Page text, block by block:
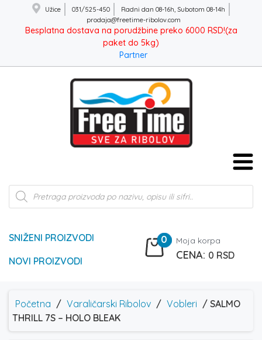
Užice 031/525-450
Radni dan 08-16h, Subotom 08-14h
prodaja@freetime-ribolov.com
Besplatna dostava na porudžbine preko 6000 RSD!(za
paket do 5kg)
Partner
Products
search
SNIŽENI PROIZVODI
NOVI PROIZVODI
0 Moja korpa
0 RSD
Početna / Varaličarski Ribolov / Vobleri / SALMO
THRILL 7S – HOLO BLEAK